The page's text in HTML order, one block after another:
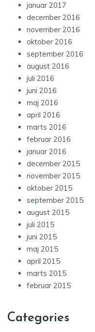
januar 2017
december 2016
november 2016
oktober 2016
september 2016
august 2016
juli 2016
juni 2016
maj 2016
april 2016
marts 2016
februar 2016
januar 2016
december 2015
november 2015
oktober 2015
september 2015
august 2015
juli 2015
juni 2015
maj 2015
april 2015
marts 2015
februar 2015
Categories